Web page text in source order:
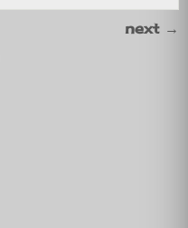
next →